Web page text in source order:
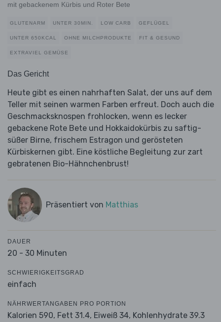
mit gebackenem Kürbis und Roter Bete
GLUTENARM UNTER 30MIN. LOW CARB GEFLÜGEL
UNTER 650KCAL OHNE MILCHPRODUKTE FIT & GESUND
EXTRAVIEL GEMÜSE
Das Gericht
Heute gibt es einen nahrhaften Salat, der uns auf dem
Teller mit seinen warmen Farben erfreut. Doch auch die
Geschmacksknospen frohlocken, wenn es lecker
gebackene Rote Bete und Hokkaidokürbis zu saftig-
süßer Birne, frischem Estragon und gerösteten
Kürbiskernen gibt. Eine köstliche Begleitung zur zart
gebratenen Bio-Hähnchenbrust!
Präsentiert von Matthias
DAUER
20 - 30 Minuten
SCHWIERIGKEITSGRAD
einfach
NÄHRWERTANGABEN PRO PORTION
Kalorien 590, Fett 31.4, Eiweiß 34, Kohlenhydrate 39.3